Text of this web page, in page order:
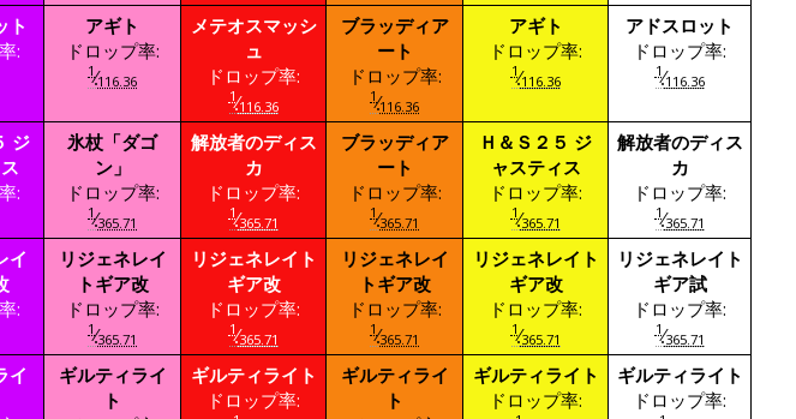
ト
:
アギト
ドロップ率:
1⁄116.36
メテオスマッシ
ュ
ドロップ率:
1⁄116.36
ブラッディア
ート
ドロップ率:
1⁄116.36
アギト
ドロップ率:
1⁄116.36
アドスロット
ドロップ率:
1⁄116.36
ジ
:
氷杖「ダゴ
ン」
ドロップ率:
1⁄365.71
解放者のディス
カ
ドロップ率:
1⁄365.71
ブラッディア
ート
ドロップ率:
1⁄365.71
Ｈ＆Ｓ２５ ジ
ャスティス
ドロップ率:
1⁄365.71
解放者のディス
カ
ドロップ率:
1⁄365.71
イ
:
リジェネレイ
トギア改
ドロップ率:
1⁄365.71
リジェネレイト
ギア改
ドロップ率:
1⁄365.71
リジェネレイ
トギア改
ドロップ率:
1⁄365.71
リジェネレイト
ギア改
ドロップ率:
1⁄365.71
リジェネレイト
ギア試
ドロップ率:
1⁄365.71
イ
ギルティライ
ト
ギルティライト
ドロップ率:
ギルティライ
ト
ギルティライト
ドロップ率:
ギルティライト
ドロップ率: